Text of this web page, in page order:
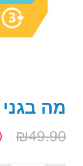
מה בגני
₪49.90